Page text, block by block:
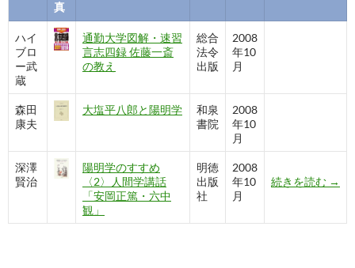
真
ハイ
ブロ
ー武
蔵
通勤大学図解・速習
言志四録 佐藤一斎
の教え
総合
法令
出版
2008
年10
月
森田
康夫
大塩平八郎と陽明学
和泉
書院
2008
年10
月
深澤
賢治
陽明学のすすめ
〈2〉人間学講話
「安岡正篤・六中
観」
明徳
出版
社
2008
年10
月
続きを読む 陽明
→